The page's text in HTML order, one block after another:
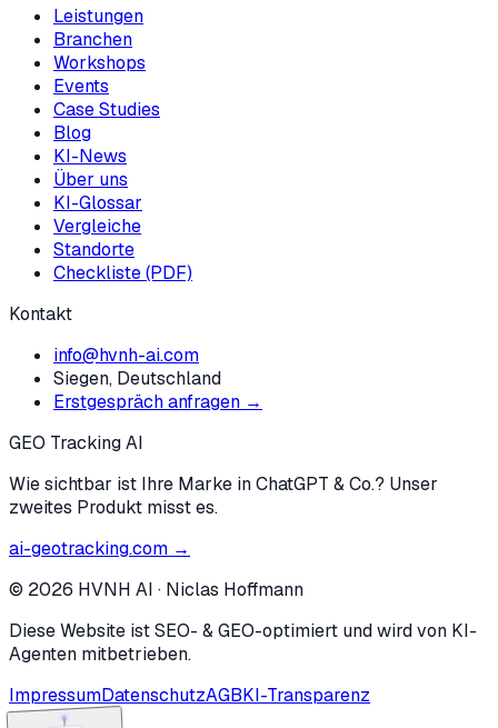
Leistungen
Branchen
Workshops
Events
Case Studies
Blog
KI-News
Über uns
KI-Glossar
Vergleiche
Standorte
Checkliste (PDF)
Kontakt
info@hvnh-ai.com
Siegen, Deutschland
Erstgespräch anfragen →
GEO Tracking AI
Wie sichtbar ist Ihre Marke in ChatGPT & Co.? Unser
zweites Produkt misst es.
ai-geotracking.com →
© 2026 HVNH AI · Niclas Hoffmann
Diese Website ist SEO- & GEO-optimiert und wird von KI-
Agenten mitbetrieben.
ImpressumDatenschutzAGBKI-Transparenz